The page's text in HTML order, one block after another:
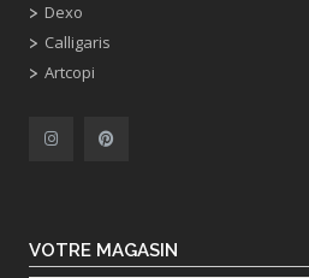
Dexo
Calligaris
Artcopi
VOTRE MAGASIN